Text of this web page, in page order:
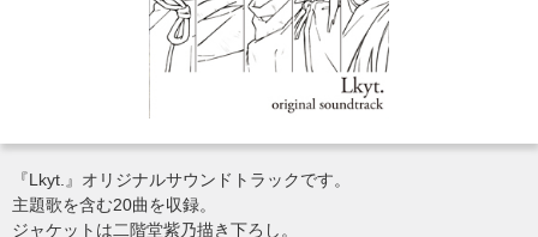
『Lkyt.』オリジナルサウンドトラックです。
主題歌を含む20曲を収録。
ジャケットは二階堂紫乃描き下ろし。